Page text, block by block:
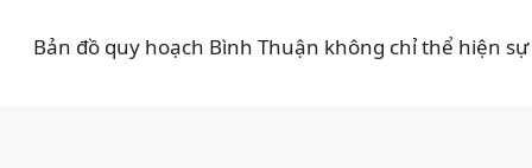
Bản đồ quy hoạch Bình Thuận không chỉ thể hiện